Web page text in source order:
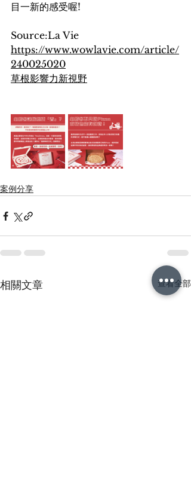
目一新的感受喔!
Source:La Vie
https://www.wowlavie.com/article/
240025020
草根影響力新視野
案例分享
相關文章 查看全部